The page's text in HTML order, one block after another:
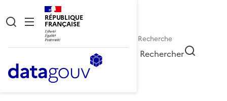
RÉPUBLIQUE
FRANÇAISE
Rechercher